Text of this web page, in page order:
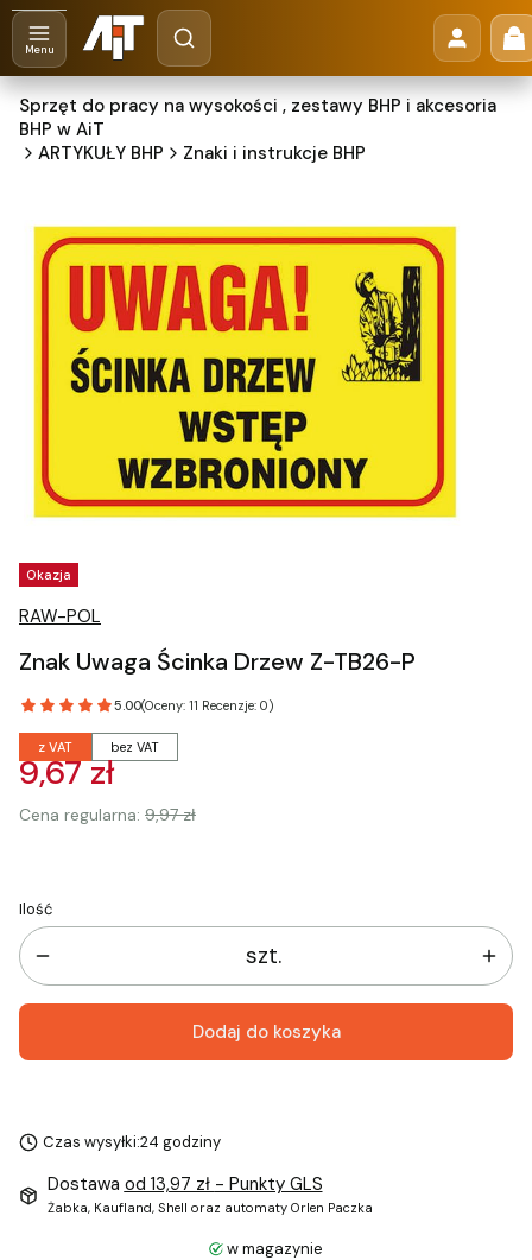
Otwórz wyszukiwarkę
Szukaj
Sprzęt do pracy na wysokości , zestawy BHP i akcesoria
BHP w AiT
ARTYKUŁY BHP
Znaki i instrukcje BHP
Tagi produktu
Okazja
RAW-POL
Znak Uwaga Ścinka Drzew Z-TB26-P
5.00(Oceny: 11 Recenzje: 0)
z VAT bez VAT
9,67 zł
Cena regularna: 9,97 zł
Ilość
szt.
Dodaj do koszyka
Czas wysyłki:24 godziny
Dostawa od 13,97 zł - Punkty GLS
Żabka, Kaufland, Shell oraz automaty Orlen Paczka
w magazynie
Menu